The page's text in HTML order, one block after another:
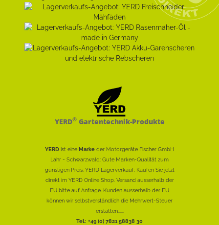
YERD®Gartentechnik-Produkte
YERD ist eine Marke der Motorgeräte Fischer GmbH
Lahr - Schwarzwald: Gute Marken-Qualität zum
günstigen Preis. YERD Lagerverkauf: Kaufen Sie jetzt
direkt im YERD Online Shop. Versand ausserhalb der
EU bitte auf Anfrage. Kunden ausserhalb der EU
können wir selbstverständlich die Mehrwert-Steuer
erstatten......
Tel.: +49 (0) 7821 58838 30